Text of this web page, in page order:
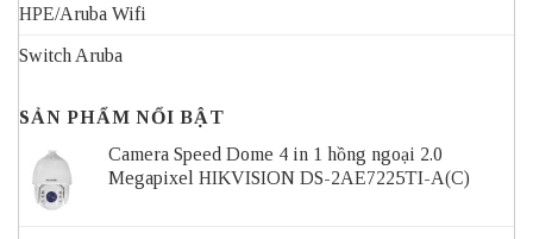
HPE/Aruba Wifi
Switch Aruba
SẢN PHẨM NỔI BẬT
Camera Speed Dome 4 in 1 hồng ngoại 2.0
Megapixel HIKVISION DS-2AE7225TI-A(C)